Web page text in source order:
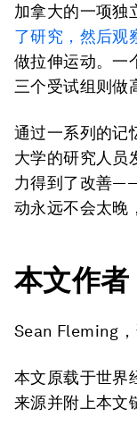
加拿大的一项独
了研究，然后观
做拉伸运动。一
三个受试组则做
通过一系列的记
大学的研究人员
力得到了改善
动永远不会太晚
本文作者
Sean Fleming
本文原载于世界
来源并附上本文